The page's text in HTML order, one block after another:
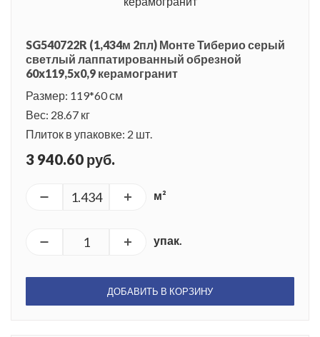
SG540722R (1,434м 2пл) Монте Тиберио серый
светлый лаппатированный обрезной
60x119,5x0,9 керамогранит
Размер: 119*60 см
Вес: 28.67 кг
Плиток в упаковке: 2 шт.
3 940.60 руб.
м²
упак.
ДОБАВИТЬ В КОРЗИНУ